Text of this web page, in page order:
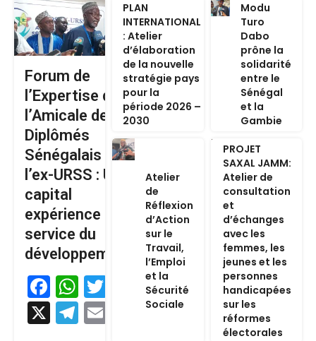
Forum de
l’Expertise de
l’Amicale des
Diplômés
Sénégalais de
l’ex-URSS : Un
capital
expérience au
service du
développement
Facebook
WhatsApp
Twitter
X
Telegram
Email
PLAN
INTERNATIONAL
: Atelier
d’élaboration
de la nouvelle
stratégie pays
pour la
période 2026 –
2030
Modu
Turo
Dabo
prône la
solidarité
entre le
Sénégal
et la
Gambie
Atelier
de
Réflexion
d’Action
sur le
Travail,
l’Emploi
et la
Sécurité
Sociale
PROJET
SAXAL JAMM:
Atelier de
consultation
et
d’échanges
avec les
femmes, les
jeunes et les
personnes
handicapées
sur les
réformes
électorales